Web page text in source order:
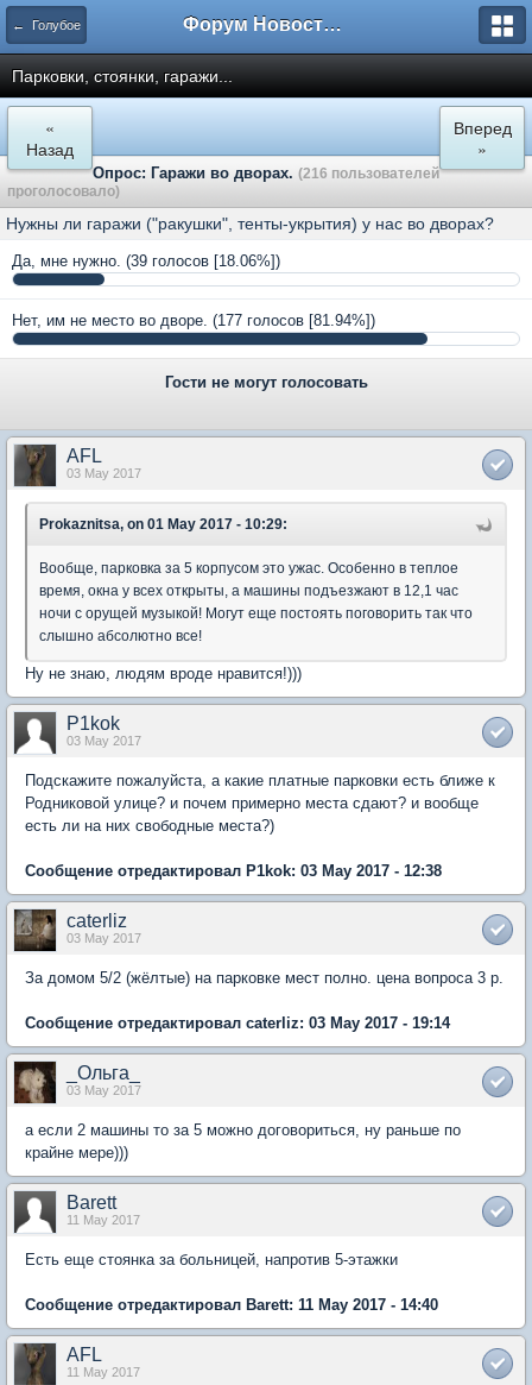
← Голубое Форум Новостройки
Парковки, стоянки, гаражи...
«
Назад
Вперед
»
Опрос: Гаражи во дворах. (216 пользователей
проголосовало)
Нужны ли гаражи ("ракушки", тенты-укрытия) у нас во дворах?
Да, мне нужно. (39 голосов [18.06%])
Нет, им не место во дворе. (177 голосов [81.94%])
Гости не могут голосовать
AFL
03 May 2017
Prokaznitsa, on 01 May 2017 - 10:29:
Вообще, парковка за 5 корпусом это ужас. Особенно в теплое
время, окна у всех открыты, а машины подъезжают в 12,1 час
ночи с орущей музыкой! Могут еще постоять поговорить так что
слышно абсолютно все!
Ну не знаю, людям вроде нравится!)))
P1kok
03 May 2017
Подскажите пожалуйста, а какие платные парковки есть ближе к
Родниковой улице? и почем примерно места сдают? и вообще
есть ли на них свободные места?)
Сообщение отредактировал P1kok: 03 May 2017 - 12:38
caterliz
03 May 2017
За домом 5/2 (жёлтые) на парковке мест полно. цена вопроса 3 р.
Сообщение отредактировал caterliz: 03 May 2017 - 19:14
_Ольга_
03 May 2017
а если 2 машины то за 5 можно договориться, ну раньше по
крайне мере)))
Barett
11 May 2017
Есть еще стоянка за больницей, напротив 5-этажки
Сообщение отредактировал Barett: 11 May 2017 - 14:40
AFL
11 May 2017